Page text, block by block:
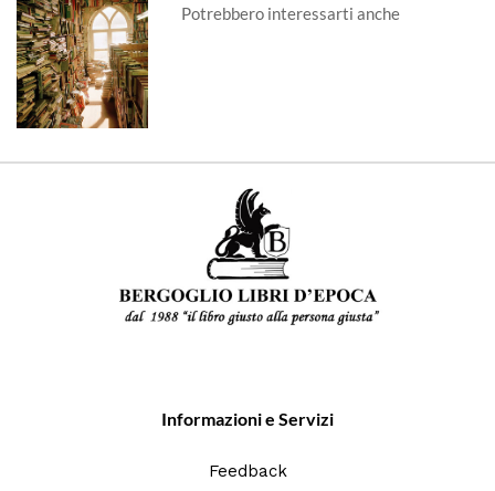
Potrebbero interessarti anche
Informazioni e Servizi
Feedback